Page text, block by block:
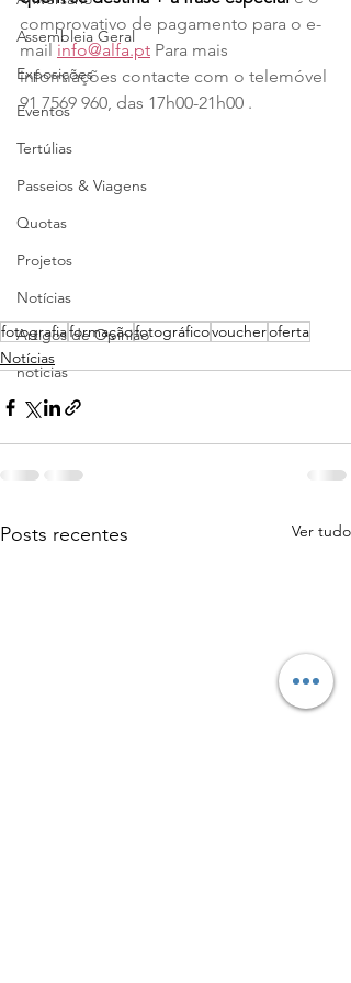
Assembleia Geral
Exposições
Eventos
Tertúlias
Passeios & Viagens
Quotas
Projetos
Notícias
Artigos de Opinião
noticias
comprovativo de pagamento para o e-
mail info@alfa.pt Para mais
informações contacte com o telemóvel
91 7569 960, das 17h00-21h00 .
fotografiaformaçãofotográficovoucheroferta
Notícias
Posts recentes Ver tudo